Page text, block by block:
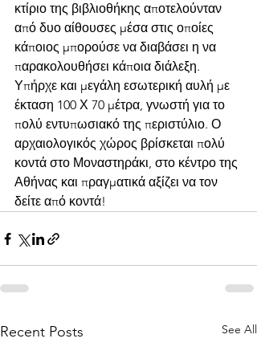
κτίριο της βιβλιοθήκης αποτελούνταν
από δυο αίθουσες μέσα στις οποίες
κάποιος μπορούσε να διαβάσει η να
παρακολουθήσει κάποια διάλεξη.
Υπήρχε και μεγάλη εσωτερική αυλή με
έκταση 100 Χ 70 μέτρα, γνωστή για το
πολύ εντυπωσιακό της περιστύλιο. Ο
αρχαιολογικός χώρος βρίσκεται πολύ
κοντά στο Μοναστηράκι, στο κέντρο της
Αθήνας και πραγματικά αξίζει να τον
δείτε από κοντά!
Recent Posts See All